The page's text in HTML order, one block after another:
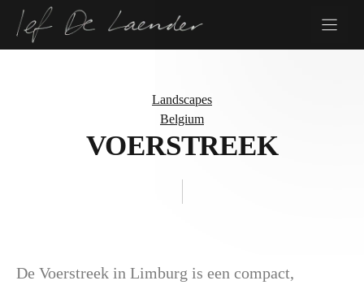
Skip
Landscapes
Belgium
VOERSTREEK
De Voerstreek in Limburg is een compact,